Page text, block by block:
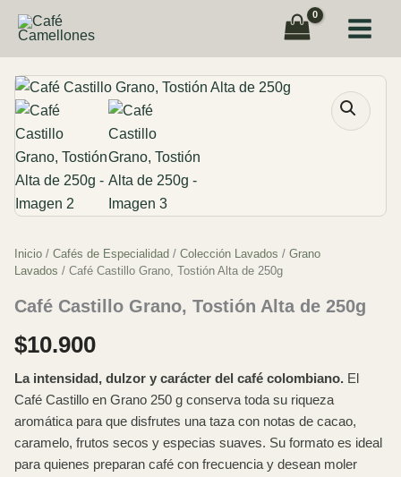
contenido
Inicio / Cafés de Especialidad / Colección Lavados / Grano
Lavados / Café Castillo Grano, Tostión Alta de 250g
Café Castillo Grano, Tostión Alta de 250g
$10.900
La intensidad, dulzor y carácter del café colombiano. El
Café Castillo en Grano 250 g conserva toda su riqueza
aromática para que disfrutes una taza con notas de cacao,
caramelo, frutos secos y especias suaves. Su formato es ideal
para quienes preparan café con frecuencia y desean moler